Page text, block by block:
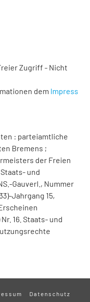
Zugriff - Nicht
dem Impress
: parteiamtliche
Bremens ;
der Freien
und
Gauverl., Nummer
Jahrgang 15,
16. Staats- und
Datenschutz